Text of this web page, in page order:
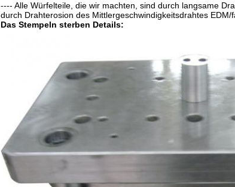
---- Alle Würfelteile, die wir machten, sind durch langsame
durch Drahterosion des Mittlergeschwindigkeitsdrahtes
Das Stempeln sterben Details: